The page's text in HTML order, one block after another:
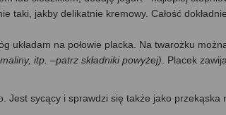
taki, jakby delikatnie kremowy. Całość
układam na połowie placka. Na twarożku
itp. –patrz składniki powyżej) . Placek
Jest sycący i sprawdzi się także jako przekąska